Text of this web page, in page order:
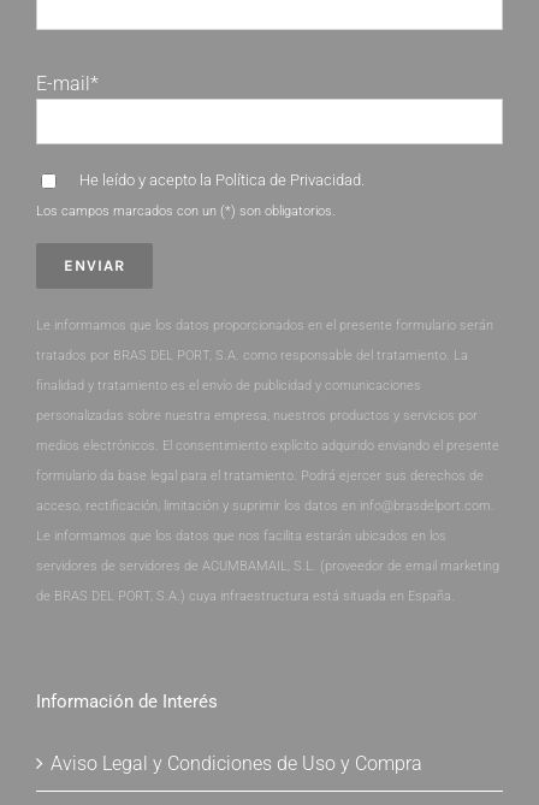
E-mail*
He leído y acepto la Política de Privacidad.
Los campos marcados con un (*) son obligatorios.
Le informamos que los datos proporcionados en el presente formulario serán
tratados por BRAS DEL PORT, S.A. como responsable del tratamiento. La
finalidad y tratamiento es el envío de publicidad y comunicaciones
personalizadas sobre nuestra empresa, nuestros productos y servicios por
medios electrónicos. El consentimiento explícito adquirido enviando el presente
formulario da base legal para el tratamiento. Podrá ejercer sus derechos de
acceso, rectificación, limitación y suprimir los datos en info@brasdelport.com.
Le informamos que los datos que nos facilita estarán ubicados en los
servidores de servidores de ACUMBAMAIL, S.L. (proveedor de email marketing
de BRAS DEL PORT, S.A.) cuya infraestructura está situada en España.
Información de Interés
Aviso Legal y Condiciones de Uso y Compra